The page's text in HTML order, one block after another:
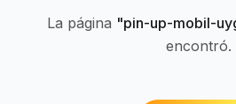
La página "pin-up-mobil-
encontró.